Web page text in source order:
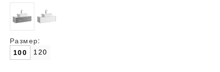
Размер:
100 120